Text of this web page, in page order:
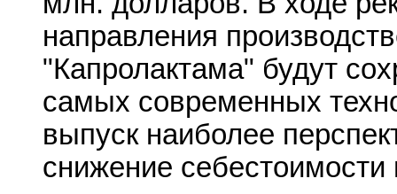
направления
"Капролактама" будут
самых современных
выпуск наиболее
снижение